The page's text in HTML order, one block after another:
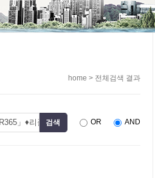
home > 전체검색 결과
OR AND